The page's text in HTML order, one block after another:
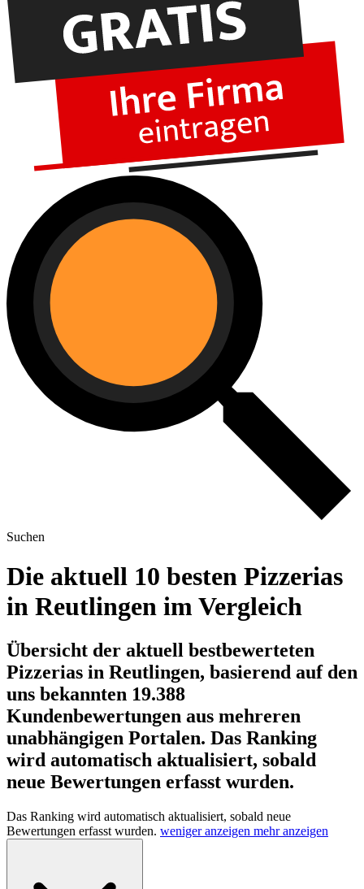
Suchen
Die aktuell 10 besten Pizzerias
in Reutlingen im Vergleich
Übersicht der aktuell bestbewerteten
Pizzerias in Reutlingen, basierend auf den
uns bekannten 19.388
Kundenbewertungen aus mehreren
unabhängigen Portalen. Das Ranking
wird automatisch aktualisiert, sobald
neue Bewertungen erfasst wurden.
Das Ranking wird automatisch aktualisiert, sobald neue
Bewertungen erfasst wurden. weniger anzeigen mehr anzeigen